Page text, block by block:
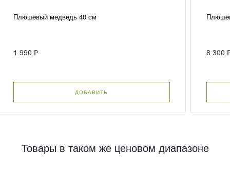
Плюшевый медведь 40 см
1 990 ₽
ДОБАВИТЬ
8 300
Товары в таком же ценовом диапазоне